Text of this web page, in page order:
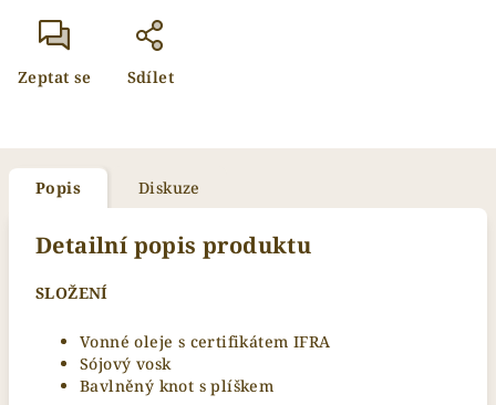
Zeptat se Sdílet
Popis Diskuze
Detailní popis produktu
SLOŽENÍ
Vonné oleje s certifikátem IFRA
Sójový vosk
Bavlněný knot s plíškem